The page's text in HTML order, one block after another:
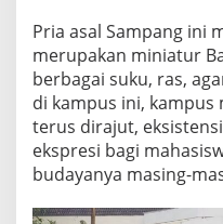
Pria asal Sampang ini
merupakan miniatur
berbagai suku, ras,
di kampus ini,
terus dirajut,
ekspresi bagi
budayanya masing-